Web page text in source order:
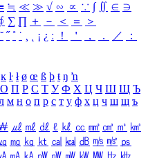
≒ ≪ ≫ √ ∽ ∝ ∵ ∫ ∬ ∈ ∋
∑ ∏ ＋ － ＜ ＝
＞
˘ ˝ ˚ ˙ ¸ ¡ ¿ ː ！ ＇ ， ． ／
：
ĸ ŀ ł ø œ ß þ ŧ ŋ ŉ
О П Р С Т У Ф Х Ц Ч Ш Щ Ъ
м н о п р с т у ф х ц ч ш щ ъ
㎕ ㎖ ㎗ ℓ ㎘ ㏄ ㎣ ㎤ ㎥ ㎦
㎎ ㎏ ㏏ ㎈ ㎉ ㏈ ㎧ ㎨ ㎰